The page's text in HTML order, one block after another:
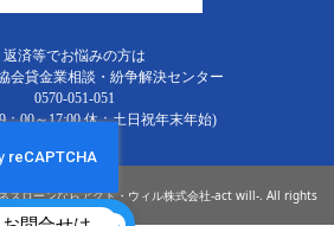
返済等でお悩みの方は
会貸金業相談・紛争解決センター
0570-051-051
：00～17:00 休：土日祝年末年始)
スローンならアクト・ウィル株式会社-act will-. All rights